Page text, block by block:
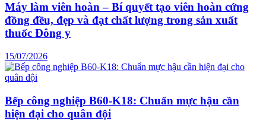
Máy làm viên hoàn – Bí quyết tạo viên hoàn cứng
đồng đều, đẹp và đạt chất lượng trong sản xuất
thuốc Đông y
15/07/2026
Bếp công nghiệp B60-K18: Chuẩn mực hậu cần
hiện đại cho quân đội